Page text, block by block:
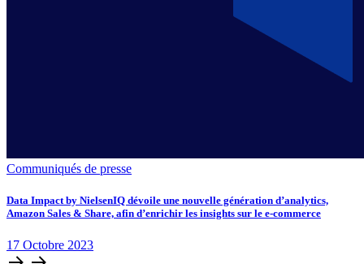
Communiqués de presse
Data Impact by NielsenIQ dévoile une nouvelle génération d’analytics,
Amazon Sales & Share, afin d’enrichir les insights sur le e-commerce
17 Octobre 2023